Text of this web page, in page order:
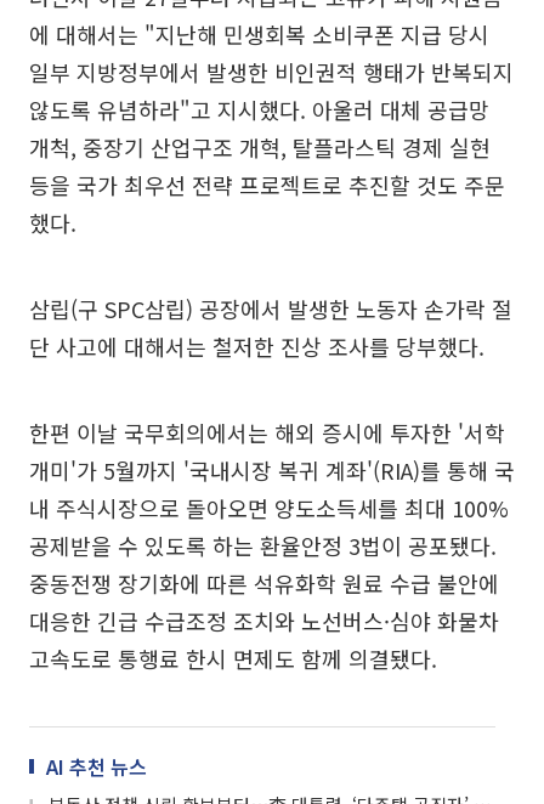
에 대해서는 "지난해 민생회복 소비쿠폰 지급 당시
일부 지방정부에서 발생한 비인권적 행태가 반복되지
않도록 유념하라"고 지시했다. 아울러 대체 공급망
개척, 중장기 산업구조 개혁, 탈플라스틱 경제 실현
등을 국가 최우선 전략 프로젝트로 추진할 것도 주문
했다.
삼립(구 SPC삼립) 공장에서 발생한 노동자 손가락 절
단 사고에 대해서는 철저한 진상 조사를 당부했다.
한편 이날 국무회의에서는 해외 증시에 투자한 '서학
개미'가 5월까지 '국내시장 복귀 계좌'(RIA)를 통해 국
내 주식시장으로 돌아오면 양도소득세를 최대 100%
공제받을 수 있도록 하는 환율안정 3법이 공포됐다.
중동전쟁 장기화에 따른 석유화학 원료 수급 불안에
대응한 긴급 수급조정 조치와 노선버스·심야 화물차
고속도로 통행료 한시 면제도 함께 의결됐다.
AI 추천 뉴스